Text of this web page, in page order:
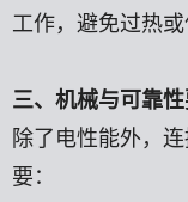
工作，避免过热或
三、机械与可靠
除了电性能外，
要：